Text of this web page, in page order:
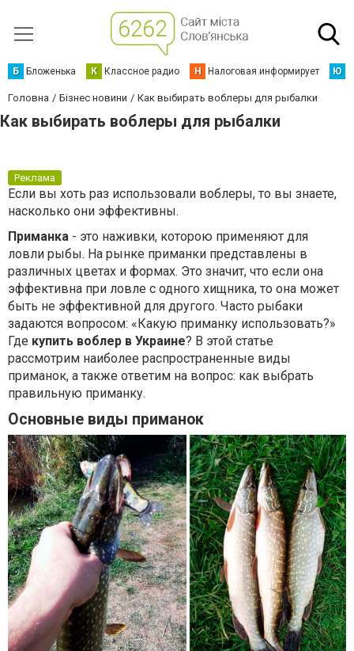
Б Бложенька К Классное радио Н Налоговая информирует Ю
Головна Бізнес новини Как выбирать воблеры для рыбалки
Как выбирать воблеры для рыбалки
Реклама
Если вы хоть раз использовали воблеры, то вы знаете,
насколько они эффективны.
Приманка - это наживки, которою применяют для
ловли рыбы. На рынке приманки представлены в
различных цветах и формах. Это значит, что если она
эффективна при ловле с одного хищника, то она может
быть не эффективной для другого. Часто рыбаки
задаются вопросом: «Какую приманку использовать?»
Где купить воблер в Украине? В этой статье
рассмотрим наиболее распространенные виды
приманок, а также ответим на вопрос: как выбрать
правильную приманку.
Основные виды приманок